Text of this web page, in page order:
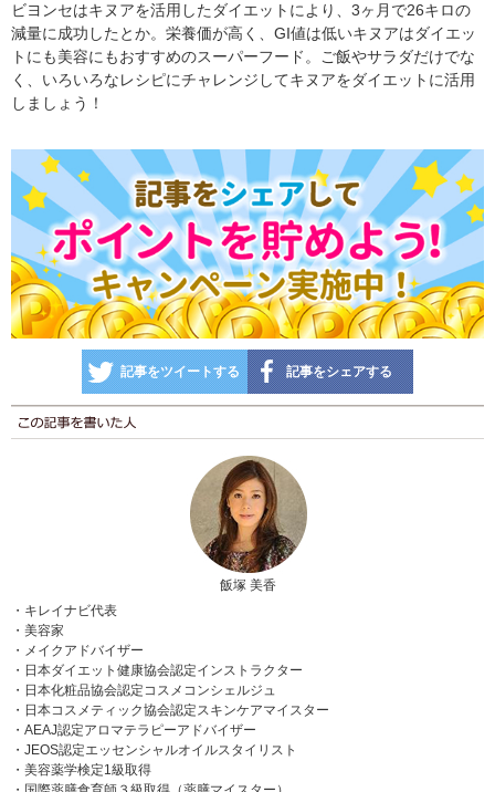
ビヨンセはキヌアを活用したダイエットにより、3ヶ月で26キロの
減量に成功したとか。栄養価が高く、GI値は低いキヌアはダイエッ
トにも美容にもおすすめのスーパーフード。ご飯やサラダだけでな
く、いろいろなレシピにチャレンジしてキヌアをダイエットに活用
しましょう！
記事をツイートする 記事をシェアする
飯塚 美香
・キレイナビ代表
・美容家
・メイクアドバイザー
・日本ダイエット健康協会認定インストラクター
・日本化粧品協会認定コスメコンシェルジュ
・日本コスメティック協会認定スキンケアマイスター
・AEAJ認定アロマテラピーアドバイザー
・JEOS認定エッセンシャルオイルスタイリスト
・美容薬学検定1級取得